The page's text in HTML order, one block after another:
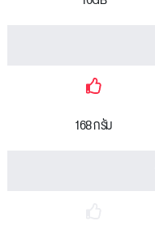
168 กรัม